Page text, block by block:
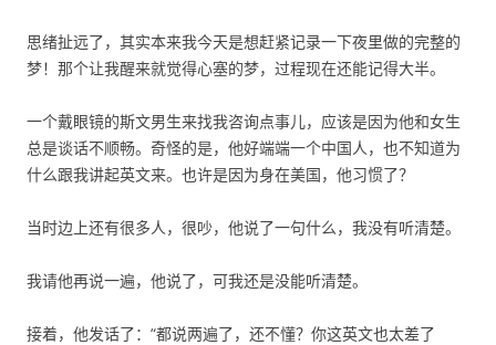
思绪扯远了，其实本来我今天是想赶紧记录一下夜里做的完整的
梦！那个让我醒来就觉得心塞的梦，过程现在还能记得大半。
一个戴眼镜的斯文男生来找我咨询点事儿，应该是因为他和女生
总是谈话不顺畅。奇怪的是，他好端端一个中国人，也不知道为
什么跟我讲起英文来。也许是因为身在美国，他习惯了？
当时边上还有很多人，很吵，他说了一句什么，我没有听清楚。
我请他再说一遍，他说了，可我还是没能听清楚。
接着，他发话了：“都说两遍了，还不懂？你这英文也太差了